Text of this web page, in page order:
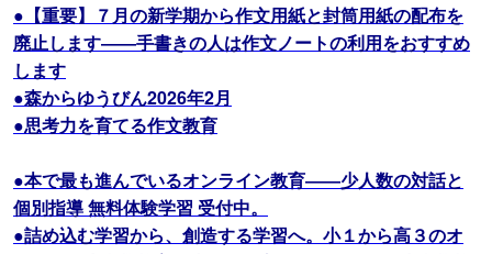
●【重要】７月の新学期から作文用紙と封筒用紙の配布を
廃止します――手書きの人は作文ノートの利用をおすすめ
します
●森からゆうびん2026年2月
●思考力を育てる作文教育
●本で最も進んでいるオンライン教育――少人数の対話と
個別指導 無料体験学習 受付中。
●詰め込む学習から、創造する学習へ。小１から高３のオ